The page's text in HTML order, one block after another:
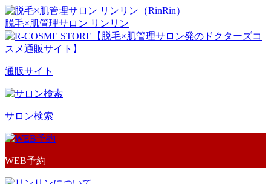
脱毛×肌管理サロン リンリン
通販サイト
サロン検索
WEB予約